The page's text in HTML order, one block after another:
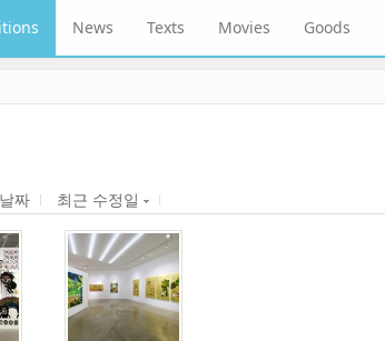
News Texts Movies Goods
날짜 최근 수정일